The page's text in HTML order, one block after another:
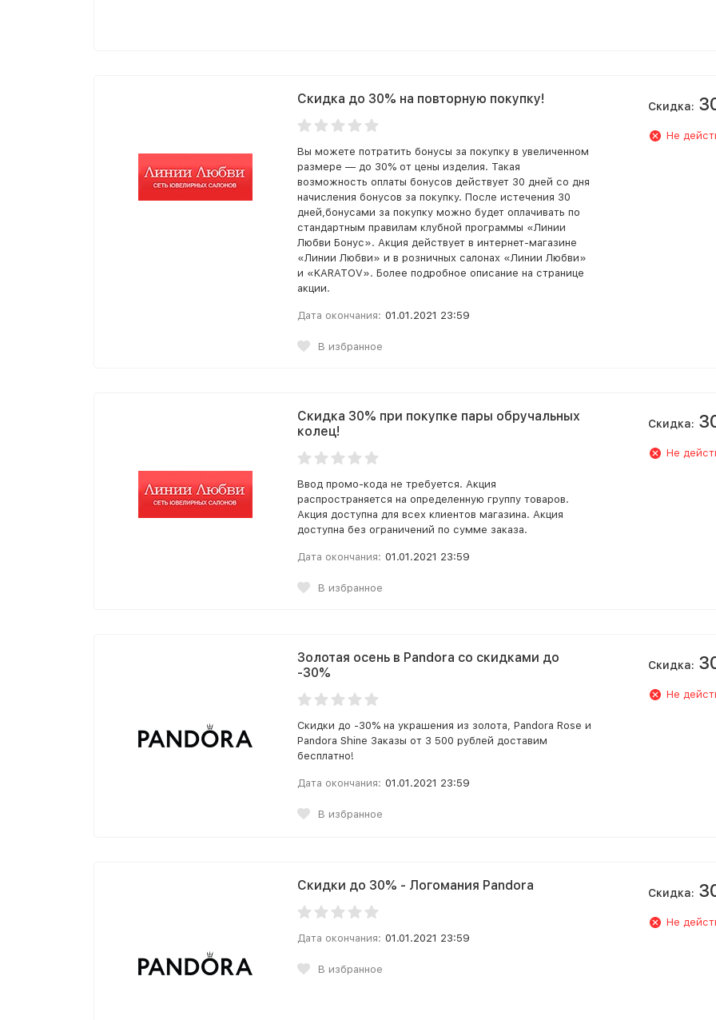
Скидка до 30% на повторную покупку!
Вы можете потратить бонусы за покупку в увеличенном
размере — до 30% от цены изделия. Такая
возможность оплаты бонусов действует 30 дней со дня
начисления бонусов за покупку. После истечения 30
дней,бонусами за покупку можно будет оплачивать по
стандартным правилам клубной программы «Линии
Любви Бонус». Акция действует в интернет-магазине
«Линии Любви» и в розничных салонах «Линии Любви»
и «KARATOV». Более подробное описание на странице
акции.
Дата окончания: 01.01.2021 23:59
В избранное
Скидка:
Не
Скидка 30% при покупке пары обручальных
колец!
Ввод промо-кода не требуется. Акция
распространяется на определенную группу товаров.
Акция доступна для всех клиентов магазина. Акция
доступна без ограничений по сумме заказа.
Дата окончания: 01.01.2021 23:59
В избранное
Скидка:
Не
Золотая осень в Pandora со скидками до
-30%
Скидки до -30% на украшения из золота, Pandora Rose и
Pandora Shine Заказы от 3 500 рублей доставим
бесплатно!
Дата окончания: 01.01.2021 23:59
В избранное
Скидка:
Не
Скидки до 30% - Логомания Pandora
Дата окончания: 01.01.2021 23:59
В избранное
Скидка:
Не